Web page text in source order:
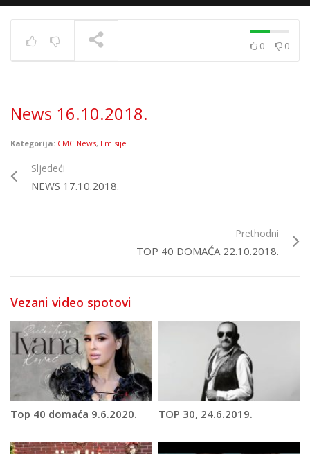
0 0
News 16.10.2018.
Kategorija: CMC News, Emisije
Sljedeći
NEWS 17.10.2018.
Prethodni
TOP 40 DOMAĆA 22.10.2018.
Vezani video spotovi
Top 40 domaća 9.6.2020. TOP 30, 24.6.2019.